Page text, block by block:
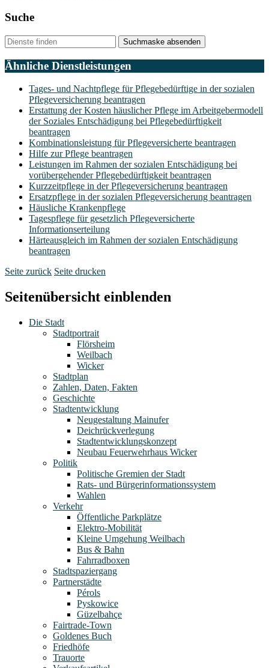
Suche
Suchmaske absenden
Ähnliche Dienstleistungen
Tages- und Nachtpflege für Pflegebedürftige in der sozialen
Pflegeversicherung beantragen
Erstattung der Kosten häuslicher Pflege im Arbeitgebermodell
der Soziales Entschädigung bei Pflegebedürftigkeit
beantragen
Kombinationsleistung für Pflegeversicherte beantragen
Hilfe zur Pflege beantragen
Leistungen im Rahmen der sozialen Entschädigung bei
vorübergehender Pflegebedürftigkeit beantragen
Kurzzeitpflege in der Pflegeversicherung beantragen
Ersatzpflege in der sozialen Pflegeversicherung beantragen
Häusliche Krankenpflege
Tagespflege für gesetzlich Pflegeversicherte
Informationserteilung
Härteausgleich im Rahmen der sozialen Entschädigung
beantragen
Seite zurück Seite drucken
Seitenübersicht einblenden
Die Stadt
Stadtportrait
Flörsheim
Weilbach
Wicker
Stadtplan
Zahlen, Daten, Fakten
Geschichte
Stadtentwicklung
Neugestaltung Mainufer
Deichrückverlegung
Stadtentwicklungskonzept
Neubau Feuerwehrhaus Wicker
Politik
Politische Gremien der Stadt
Rats- und Bürgerinformationssystem
Wahlen
Verkehr
Öffentliche Parkplätze
Elektro-Mobilität
Kleine Umgehung Weilbach
Bus & Bahn
Fahrradboxen
Stadtspaziergang
Partnerstädte
Pérols
Pyskowice
Güzelbahçe
Fairtrade-Town
Goldenes Buch
Friedhöfe
Trauorte